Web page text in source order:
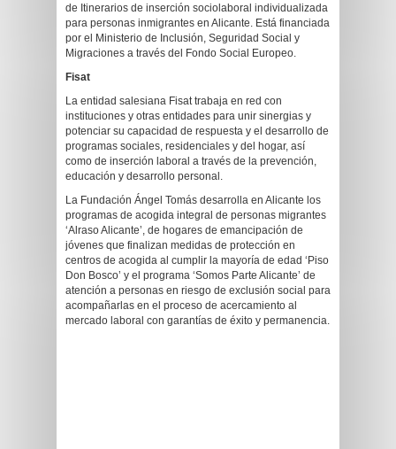
de Itinerarios de inserción sociolaboral individualizada
para personas inmigrantes en Alicante. Está financiada
por el Ministerio de Inclusión, Seguridad Social y
Migraciones a través del Fondo Social Europeo.
Fisat
La entidad salesiana Fisat trabaja en red con
instituciones y otras entidades para unir sinergias y
potenciar su capacidad de respuesta y el desarrollo de
programas sociales, residenciales y del hogar, así
como de inserción laboral a través de la prevención,
educación y desarrollo personal.
La Fundación Ángel Tomás desarrolla en Alicante los
programas de acogida integral de personas migrantes
‘Alraso Alicante’, de hogares de emancipación de
jóvenes que finalizan medidas de protección en
centros de acogida al cumplir la mayoría de edad ‘Piso
Don Bosco’ y el programa ‘Somos Parte Alicante’ de
atención a personas en riesgo de exclusión social para
acompañarlas en el proceso de acercamiento al
mercado laboral con garantías de éxito y permanencia.